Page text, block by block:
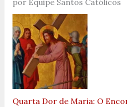
por Equipe Santos Católicos
Quarta Dor de Maria: O